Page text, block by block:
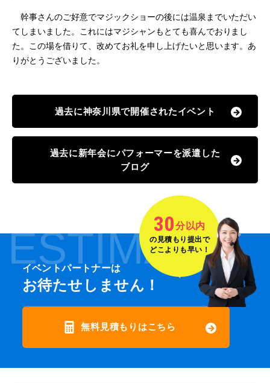
幹事さんのご好意でマジックショーの後には温泉までいただい
てしまいました。これにはマジシャンもとても喜んでおりまし
た。この場を借りて、改めてお礼を申し上げたいと思います。あ
りがとうございました。
過去に神奈川県で開催されたイベント
過去に新年会にパフォーマーを派遣した
ブログ
ESTIMATE
イベントパートナーは
お待たせしません！
無料見積もりはこちら
30分以内
の見積もり提出で
どこよりも早い！